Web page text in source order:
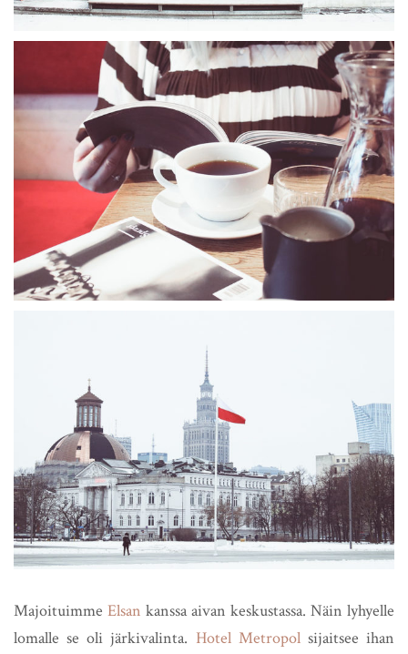
Majoituimme Elsan kanssa aivan keskustassa. Näin lyhyelle
lomalle se oli järkivalinta. Hotel Metropolsijaitsee ihan